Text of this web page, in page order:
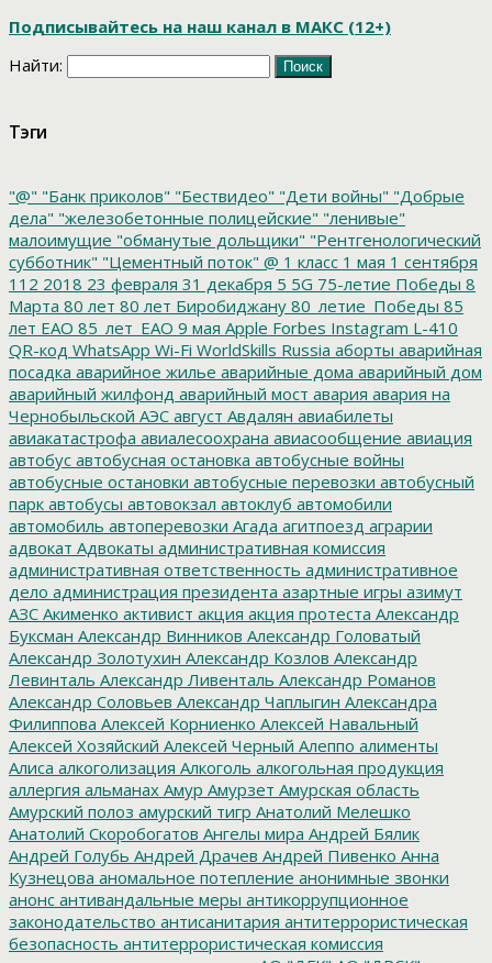
Подписывайтесь на наш канал в МАКС (12+)
Найти:
Тэги
"@" "Банк приколов" "Бествидео" "Дети войны" "Добрые
дела" "железобетонные полицейские" "ленивые"
малоимущие "обманутые дольщики" "Рентгенологический
субботник" "Цементный поток" @ 1 класс 1 мая 1 сентября
112 2018 23 февраля 31 декабря 5 5G 75-летие Победы 8
Марта 80 лет 80 лет Биробиджану 80_летие_Победы 85
лет ЕАО 85_лет_ЕАО 9 мая Apple Forbes Instagram L-410
QR-код WhatsApp Wi-Fi WorldSkills Russia аборты аварийная
посадка аварийное жилье аварийные дома аварийный дом
аварийный жилфонд аварийный мост авария авария на
Чернобыльской АЭС август Авдалян авиабилеты
авиакатастрофа авиалесоохрана авиасообщение авиация
автобус автобусная остановка автобусные войны
автобусные остановки автобусные перевозки автобусный
парк автобусы автовокзал автоклуб автомобили
автомобиль автоперевозки Агада агитпоезд аграрии
адвокат Адвокаты административная комиссия
административная ответственность административное
дело администрация президента азартные игры азимут
АЗС Акименко активист акция акция протеста Александр
Буксман Александр Винников Александр Головатый
Александр Золотухин Александр Козлов Александр
Левинталь Александр Ливенталь Александр Романов
Александр Соловьев Александр Чаплыгин Александра
Филиппова Алексей Корниенко Алексей Навальный
Алексей Хозяйский Алексей Черный Алеппо алименты
Алиса алкоголизация Алкоголь алкогольная продукция
аллергия альманах Амур Амурзет Амурская область
Амурский полоз амурский тигр Анатолий Мелешко
Анатолий Скоробогатов Ангелы мира Андрей Бялик
Андрей Голубь Андрей Драчев Андрей Пивенко Анна
Кузнецова аномальное потепление анонимные звонки
анонс антивандальные меры антикоррупционное
законодательство антисанитария антитеррористическая
безопасность антитеррористическая комиссия